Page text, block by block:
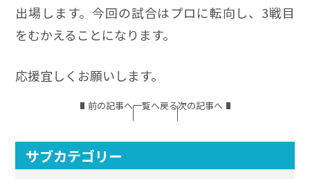
出場します。今回の試合はプロに転向し、3戦目
をむかえることになります。
応援宜しくお願いします。
前の記事へ一覧へ戻る次の記事へ
サブカテゴリー